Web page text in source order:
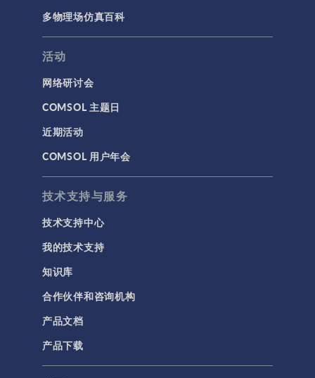
多物理场仿真百科
活动
网络研讨会
COMSOL 主题日
近期活动
COMSOL 用户年会
技术支持与服务
技术支持中心
我的技术支持
知识库
合作伙伴和咨询机构
产品文档
产品下载